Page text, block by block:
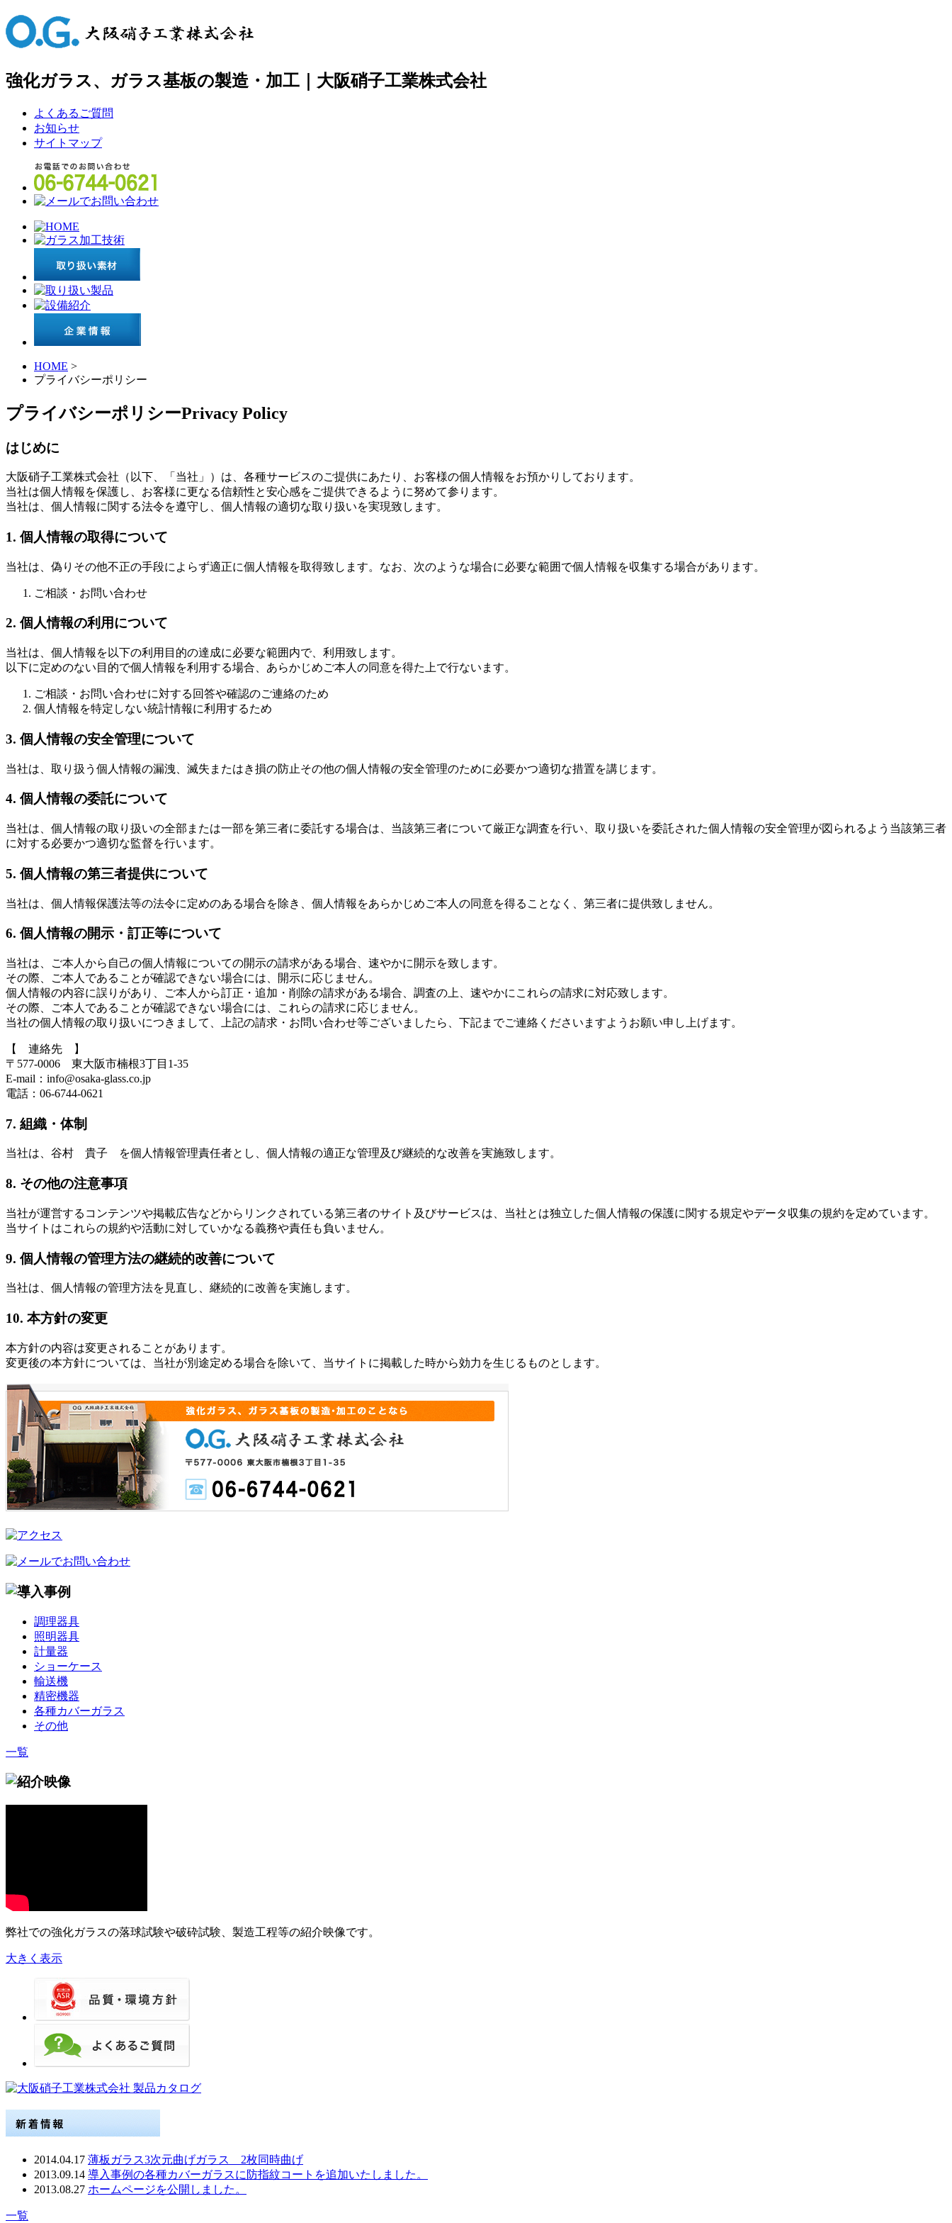
強化ガラス、ガラス基板の製造・加工｜大阪硝子工業株式会社
よくあるご質問
お知らせ
サイトマップ
HOME >
プライバシーポリシー
プライバシーポリシーPrivacy Policy
はじめに
大阪硝子工業株式会社（以下、「当社」）は、各種サービスのご提供にあたり、お客様の個人情報をお預かりしております。
当社は個人情報を保護し、お客様に更なる信頼性と安心感をご提供できるように努めて参ります。
当社は、個人情報に関する法令を遵守し、個人情報の適切な取り扱いを実現致します。
1. 個人情報の取得について
当社は、偽りその他不正の手段によらず適正に個人情報を取得致します。なお、次のような場合に必要な範囲で個人情報を収集する場合があります。
ご相談・お問い合わせ
2. 個人情報の利用について
当社は、個人情報を以下の利用目的の達成に必要な範囲内で、利用致します。
以下に定めのない目的で個人情報を利用する場合、あらかじめご本人の同意を得た上で行ないます。
ご相談・お問い合わせに対する回答や確認のご連絡のため
個人情報を特定しない統計情報に利用するため
3. 個人情報の安全管理について
当社は、取り扱う個人情報の漏洩、滅失またはき損の防止その他の個人情報の安全管理のために必要かつ適切な措置を講じます。
4. 個人情報の委託について
当社は、個人情報の取り扱いの全部または一部を第三者に委託する場合は、当該第三者について厳正な調査を行い、取り扱いを委託された個人情報の安全管理が図られるよう当該第三者
に対する必要かつ適切な監督を行います。
5. 個人情報の第三者提供について
当社は、個人情報保護法等の法令に定めのある場合を除き、個人情報をあらかじめご本人の同意を得ることなく、第三者に提供致しません。
6. 個人情報の開示・訂正等について
当社は、ご本人から自己の個人情報についての開示の請求がある場合、速やかに開示を致します。
その際、ご本人であることが確認できない場合には、開示に応じません。
個人情報の内容に誤りがあり、ご本人から訂正・追加・削除の請求がある場合、調査の上、速やかにこれらの請求に対応致します。
その際、ご本人であることが確認できない場合には、これらの請求に応じません。
当社の個人情報の取り扱いにつきまして、上記の請求・お問い合わせ等ございましたら、下記までご連絡くださいますようお願い申し上げます。
【 連絡先 】
〒577-0006 東大阪市楠根3丁目1-35
E-mail：info@osaka-glass.co.jp
電話：06-6744-0621
7. 組織・体制
当社は、谷村 貴子 を個人情報管理責任者とし、個人情報の適正な管理及び継続的な改善を実施致します。
8. その他の注意事項
当社が運営するコンテンツや掲載広告などからリンクされている第三者のサイト及びサービスは、当社とは独立した個人情報の保護に関する規定やデータ収集の規約を定めています。
当サイトはこれらの規約や活動に対していかなる義務や責任も負いません。
9. 個人情報の管理方法の継続的改善について
当社は、個人情報の管理方法を見直し、継続的に改善を実施します。
10. 本方針の変更
本方針の内容は変更されることがあります。
変更後の本方針については、当社が別途定める場合を除いて、当サイトに掲載した時から効力を生じるものとします。
調理器具
照明器具
計量器
ショーケース
輸送機
精密機器
各種カバーガラス
その他
一覧
弊社での強化ガラスの落球試験や破砕試験、製造工程等の紹介映像です。
大きく表示
2014.04.17 薄板ガラス3次元曲げガラス 2枚同時曲げ
2013.09.14 導入事例の各種カバーガラスに防指紋コートを追加いたしました。
2013.08.27 ホームページを公開しました。
一覧